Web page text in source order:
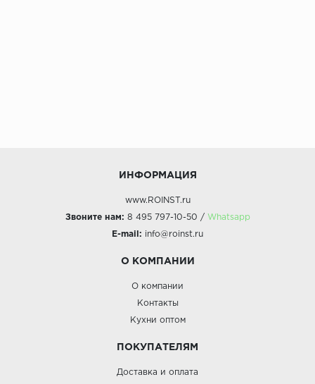
ИНФОРМАЦИЯ
www.ROINST.ru
Звоните нам: 8 495 797-10-50 / Whatsapp
E-mail: info@roinst.ru
О КОМПАНИИ
О компании
Контакты
Кухни оптом
ПОКУПАТЕЛЯМ
Доставка и оплата